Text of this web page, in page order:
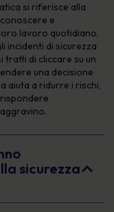
si riferisce alla
e
lavoro quotidiano.
incidenti di sicurezza
di cliccare su un
una decisione
aiuta a ridurre i rischi,
sicurezza